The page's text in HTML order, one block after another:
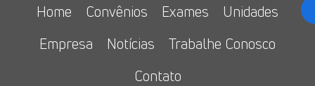
Home Convênios Exames
Unidades
Empresa
Notícias
Trabalhe Conosco
Contato